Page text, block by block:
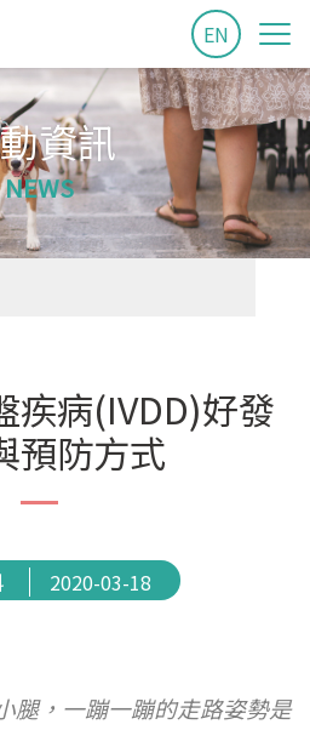
EN
資訊
NEWS
疾病(IVDD)好發
預防方式
2020-03-18
腿，一蹦一蹦的走路姿勢是